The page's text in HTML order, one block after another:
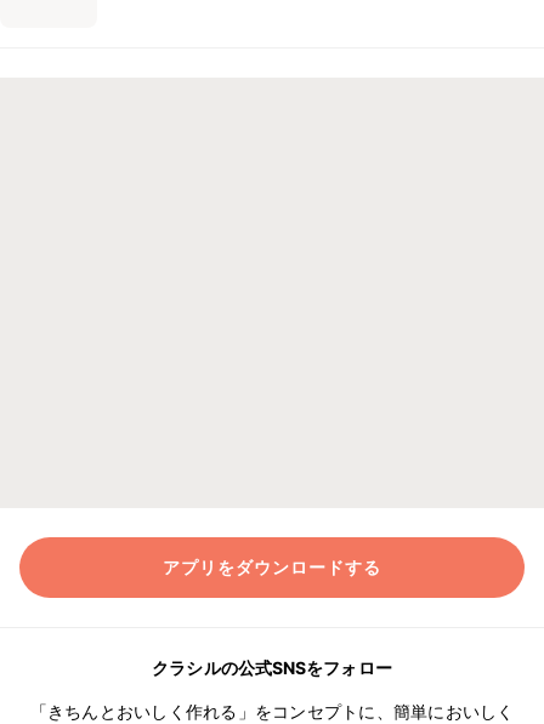
アプリをダウンロードする
クラシルの公式SNSをフォロー
「きちんとおいしく作れる」をコンセプトに、簡単においしく